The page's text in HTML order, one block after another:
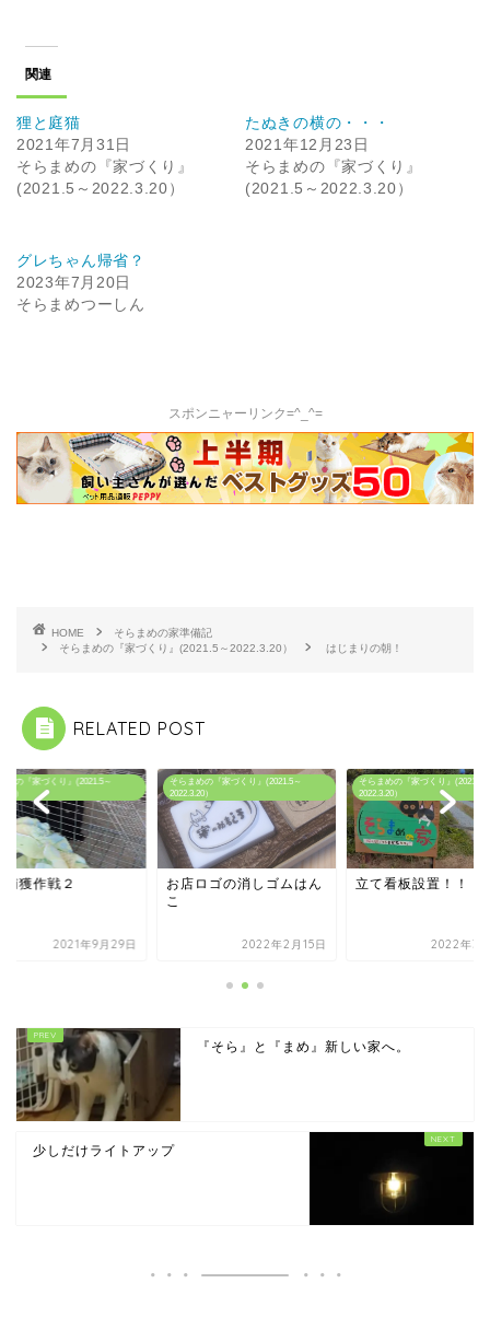
関連
狸と庭猫
2021年7月31日
そらまめの『家づくり』
(2021.5～2022.3.20）
たぬきの横の・・・
2021年12月23日
そらまめの『家づくり』
(2021.5～2022.3.20）
グレちゃん帰省？
2023年7月20日
そらまめつーしん
スポンニャーリンク=^_^=
HOME
そらまめの家準備記
そらまめの『家づくり』(2021.5～2022.3.20）
はじまりの朝！
RELATED POST
めの『家づくり』(2021.5～
）
捕獲作戦２
2021年9月29日
そらまめの『家づくり』(2021.5～
2022.3.20）
お店ロゴの消しゴムはん
こ
2022年2月15日
そらまめの『家づくり』(2021.5～
2022.3.20）
立て看板設置！！
2022年3
『そら』と『まめ』新しい家へ。
少しだけライトアップ